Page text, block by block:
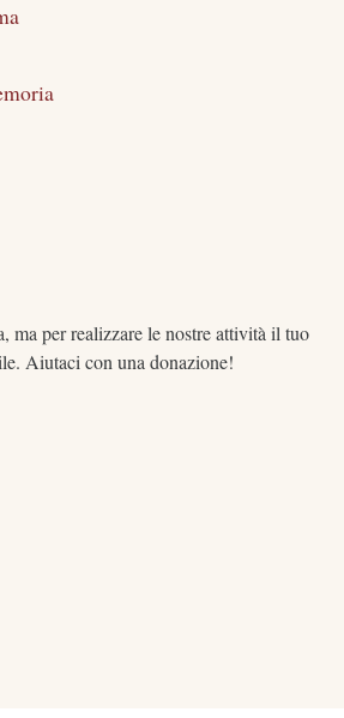
ma per realizzare le nostre attività il tuo
Aiutaci con una donazione!